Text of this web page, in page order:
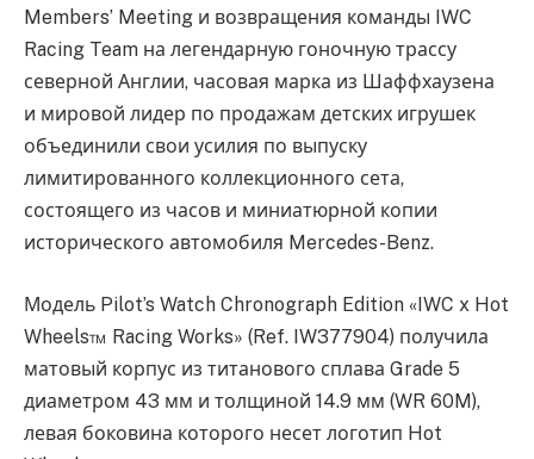
Members’ Meeting и возвращения команды IWC
Racing Team на легендарную гоночную трассу
северной Англии, часовая марка из Шаффхаузена
и мировой лидер по продажам детских игрушек
объединили свои усилия по выпуску
лимитированного коллекционного сета,
состоящего из часов и миниатюрной копии
исторического автомобиля Mercedes-Benz.
Модель Pilot’s Watch Chronograph Edition «IWC x Hot
Wheels™ Racing Works» (Ref. IW377904) получила
матовый корпус из титанового сплава Grade 5
диаметром 43 мм и толщиной 14.9 мм (WR 60M),
левая боковина которого несет логотип Hot